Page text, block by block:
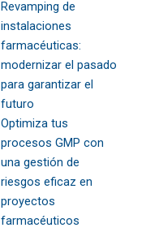
Revamping de
instalaciones
farmacéuticas:
modernizar el pasado
para garantizar el
futuro
Optimiza tus
procesos GMP con
una gestión de
riesgos eficaz en
proyectos
farmacéuticos